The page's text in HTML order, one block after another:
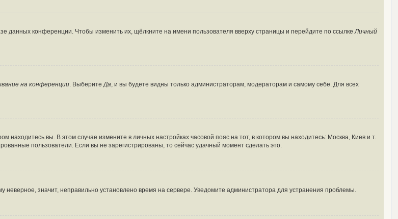
данных конференции. Чтобы изменить их, щёлкните на имени пользователя вверху страницы и перейдите по ссылкеЛичный
на конференции. ВыберитеДа, и вы будете видны только администраторам, модераторам и самому себе. Для всех
находитесь вы. В этом случае измените в личных настройках часовой пояс на тот, в котором вы находитесь: Москва, Киев и т.
пользователи. Если вы не зарегистрированы, то сейчас удачный момент сделать это.
значит, неправильно установлено время на сервере. Уведомите администратора для устранения проблемы.